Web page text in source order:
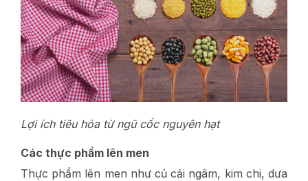
Lợi ích tiêu hóa từ ngũ cốc nguyên hạt
Các thực phẩm lên men
Thực phẩm lên men như củ cải ngâm, kim chi, dưa